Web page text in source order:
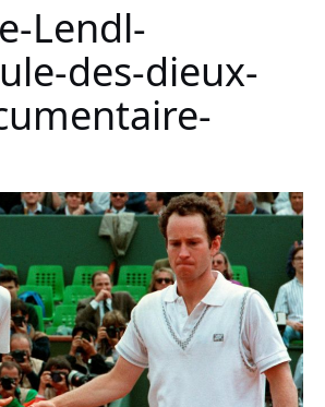
Lendl-
des-dieux-